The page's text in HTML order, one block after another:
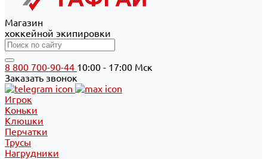
Магазин
хоккейной экипировки
8 800 700-90-44 10:00 - 17:00 Мск
Заказать звонок
Игрок
Коньки
Клюшки
Перчатки
Трусы
Нагрудники